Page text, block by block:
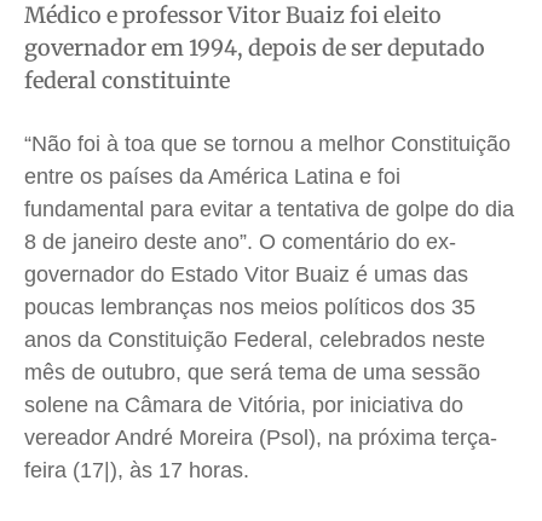
Meio Ambiente
Saúde
Cidades
Colunas
Caetano Roque
Gustavo Bastos
Jr Mignone (in memorian)
Wanda Sily
Publicidade Legal
Meio Ambiente
Saúde
Cidades
Colunas
Caetano Roque
Gustavo Bastos
Jr Mignone (in memorian)
Wanda Sily
Publicidade Legal
Meio Ambiente
Saúde
Cidades
Colunas
Caetano Roque
Gustavo Bastos
Jr Mignone (in memorian)
Wanda Sily
Publicidade Legal
Meio Ambiente
Saúde
Cidades
Colunas
Caetano Roque
Gustavo Bastos
Jr Mignone (in memorian)
Wanda Sily
Publicidade Legal
Médico e professor Vitor Buaiz foi eleito
governador em 1994, depois de ser deputado
federal constituinte
“Não foi à toa que se tornou a melhor Constituição
entre os países da América Latina e foi
fundamental para evitar a tentativa de golpe do dia
8 de janeiro deste ano”. O comentário do ex-
governador do Estado Vitor Buaiz é umas das
poucas lembranças nos meios políticos dos 35
anos da Constituição Federal, celebrados neste
mês de outubro, que será tema de uma sessão
solene na Câmara de Vitória, por iniciativa do
vereador André Moreira (Psol), na próxima terça-
feira (17|), às 17 horas.